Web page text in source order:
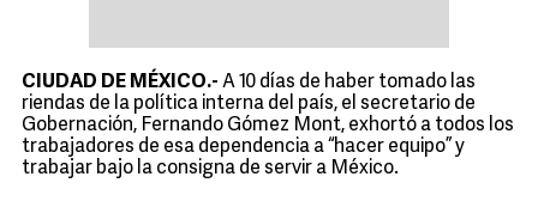
CIUDAD DE MÉXICO.- A 10 días de haber tomado las
riendas de la política interna del país, el secretario de
Gobernación, Fernando Gómez Mont, exhortó a todos los
trabajadores de esa dependencia a “hacer equipo” y
trabajar bajo la consigna de servir a México.